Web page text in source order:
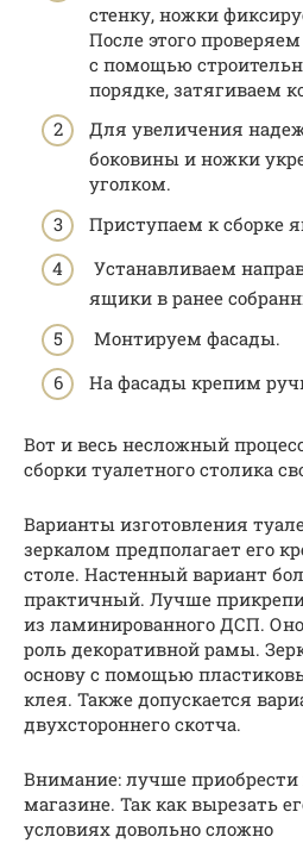
стенку, ножки
После этого
с помощью
порядке, затягиваем
Для увеличения
боковины и ножки
уголком.
Приступаем к сборке
Устанавливаем
ящики в ранее
Монтируем фасады.
На фасады крепим
Вот и весь несложный
сборки туалетного столика
Варианты изготовления
зеркалом предполагает его
столе. Настенный вариант
практичный. Лучше
из ламинированного ДСП.
роль декоративной рамы.
основу с помощью
клея. Также допускается
двухстороннего скотча.
Внимание: лучше приобрести
магазине. Так как вырезать
условиях довольно сложно